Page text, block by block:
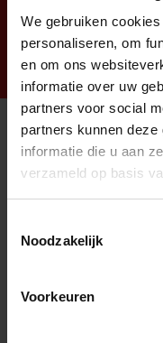
We gebruiken
personaliseren, om
en om ons
informatie over uw
partners voor social
partners kunnen
informatie die u aan
verzameld op basis
Noodzakelijk
Voorkeuren
Informatie
Klachtenregeling Ome